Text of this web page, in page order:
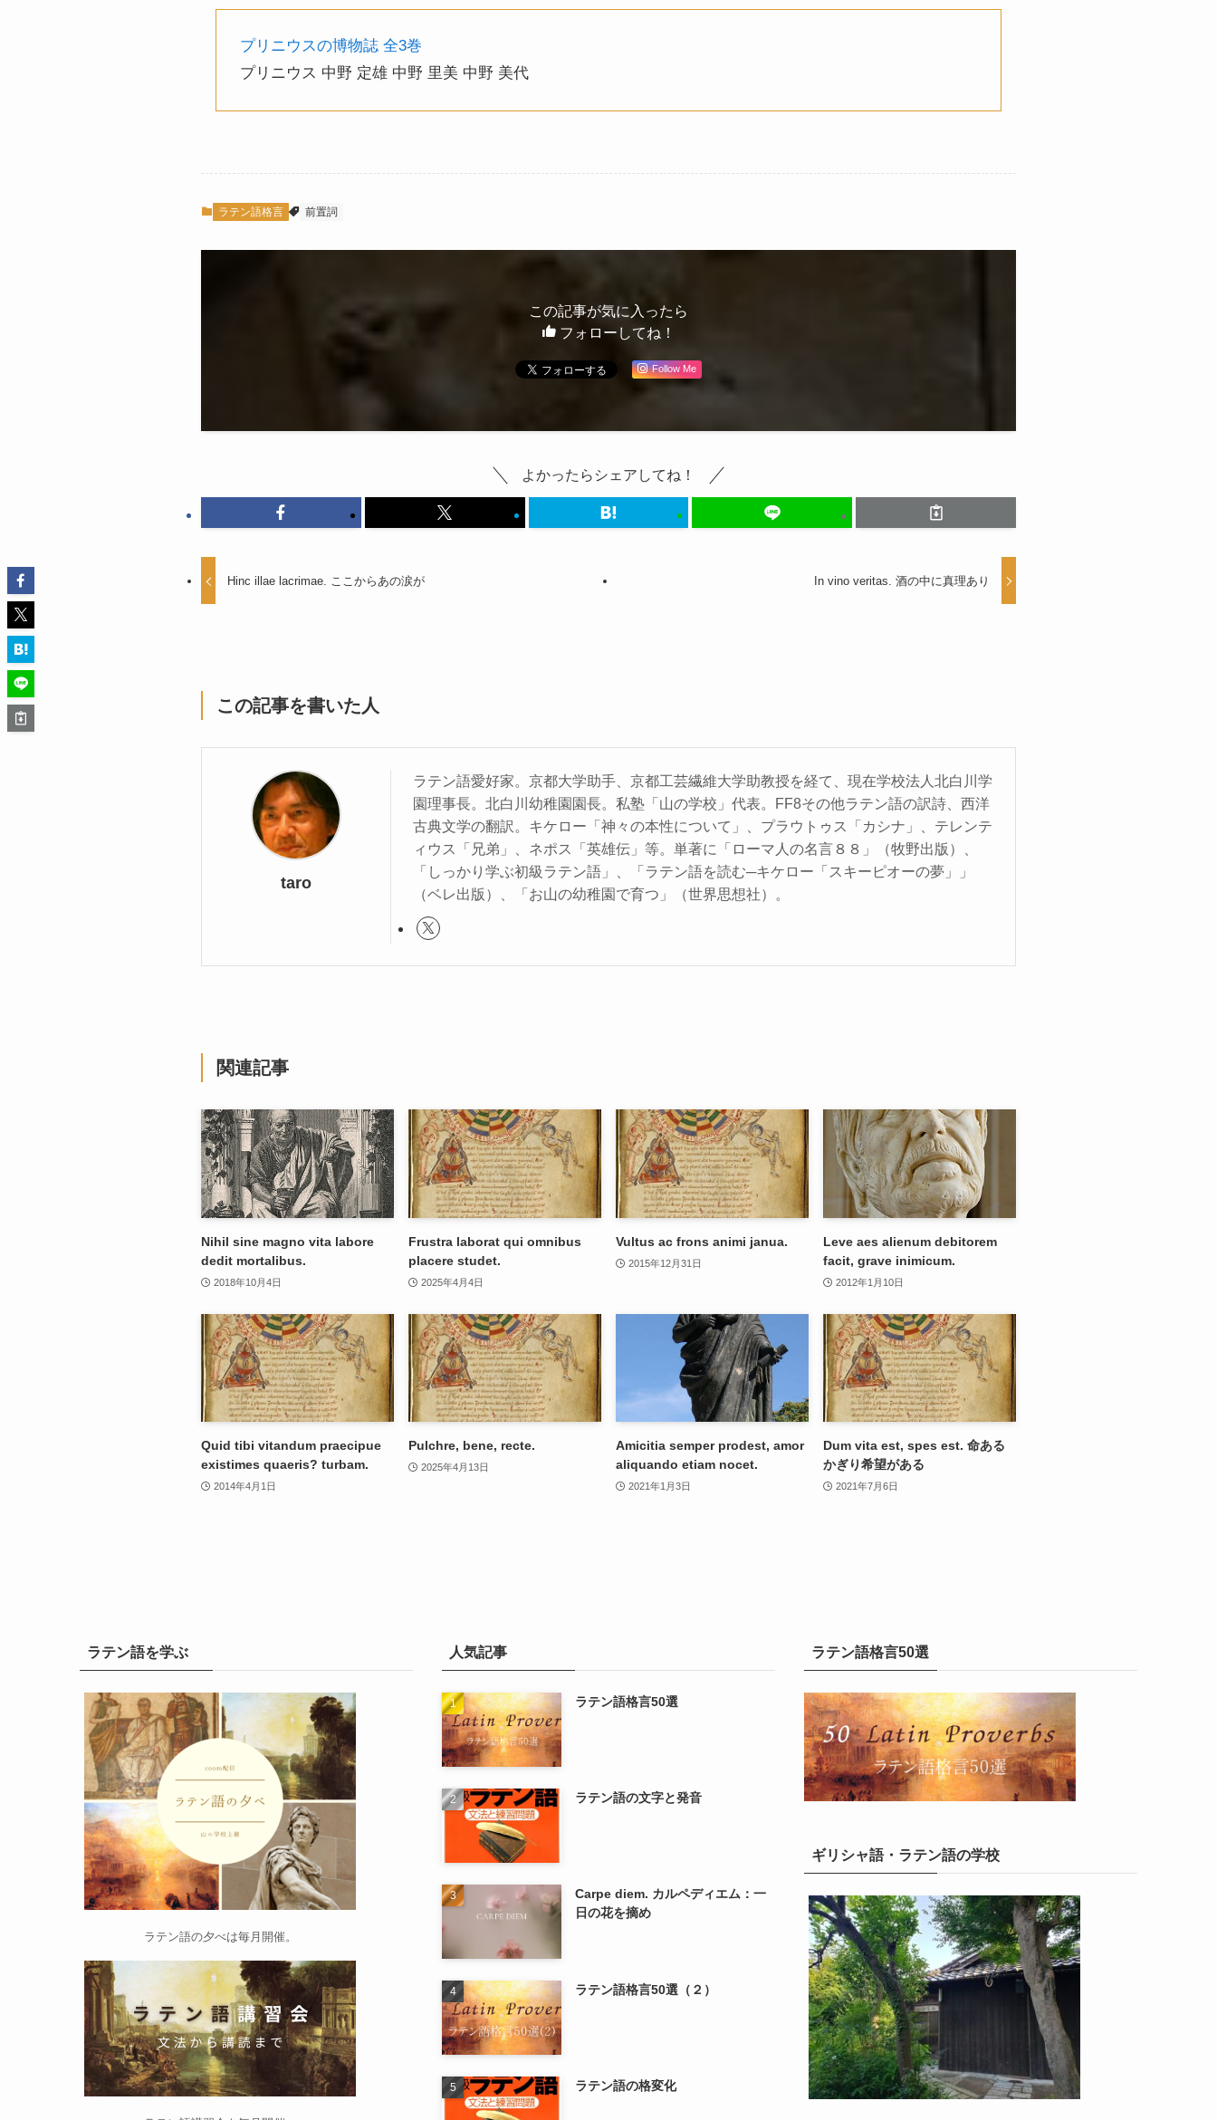
プリニウスの博物誌 全3巻
プリニウス 中野 定雄 中野 里美 中野 美代
ラテン語格言 前置詞
この記事が気に入ったら
フォローしてね！
Follow Me
よかったらシェアしてね！
Hinc illae lacrimae. ここからあの涙が In vino veritas. 酒の中に真理あり
この記事を書いた人
taro
ラテン語愛好家。京都大学助手、京都工芸繊維大学助教授を経て、現在学校法人北白川学
園理事長。北白川幼稚園園長。私塾「山の学校」代表。FF8その他ラテン語の訳詩、西洋
古典文学の翻訳。キケロー「神々の本性について」、プラウトゥス「カシナ」、テレンテ
ィウス「兄弟」、ネポス「英雄伝」等。単著に「ローマ人の名言８８」（牧野出版）、
「しっかり学ぶ初級ラテン語」、「ラテン語を読む─キケロー「スキーピオーの夢」」
（ベレ出版）、「お山の幼稚園で育つ」（世界思想社）。
関連記事
Nihil sine magno vita labore
dedit mortalibus.
2018年10月4日
Frustra laborat qui omnibus
placere studet.
2025年4月4日
Vultus ac frons animi janua.
2015年12月31日
Leve aes alienum debitorem
facit, grave inimicum.
2012年1月10日
Quid tibi vitandum praecipue
existimes quaeris? turbam.
2014年4月1日
Pulchre, bene, recte.
2025年4月13日
Amicitia semper prodest, amor
aliquando etiam nocet.
2021年1月3日
Dum vita est, spes est. 命ある
かぎり希望がある
2021年7月6日
ラテン語を学ぶ
ラテン語の夕べは毎月開催。
人気記事
ラテン語格言50選
ラテン語の文字と発音
Carpe diem. カルペディエム：一
日の花を摘め
ラテン語格言50選（２）
ラテン語の格変化
ラテン語格言50選
ギリシャ語・ラテン語の学校